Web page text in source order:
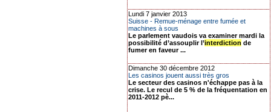
Lundi 7 janvier 2013
Suisse - Remue-ménage entre fumée et
machines à sous
Le parlement vaudois va examiner mardi la
possibilité d’assouplir l’interdiction de
fumer en faveur ...
Dimanche 30 décembre 2012
Les casinos jouent aussi très gros
Le secteur des casinos n'échappe pas à la
crise. Le recul de 5 % de la fréquentation en
2011-2012 pè...